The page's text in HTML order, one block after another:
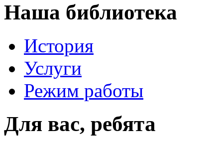
Наша библиотека
История
Услуги
Режим работы
Для вас, ребята